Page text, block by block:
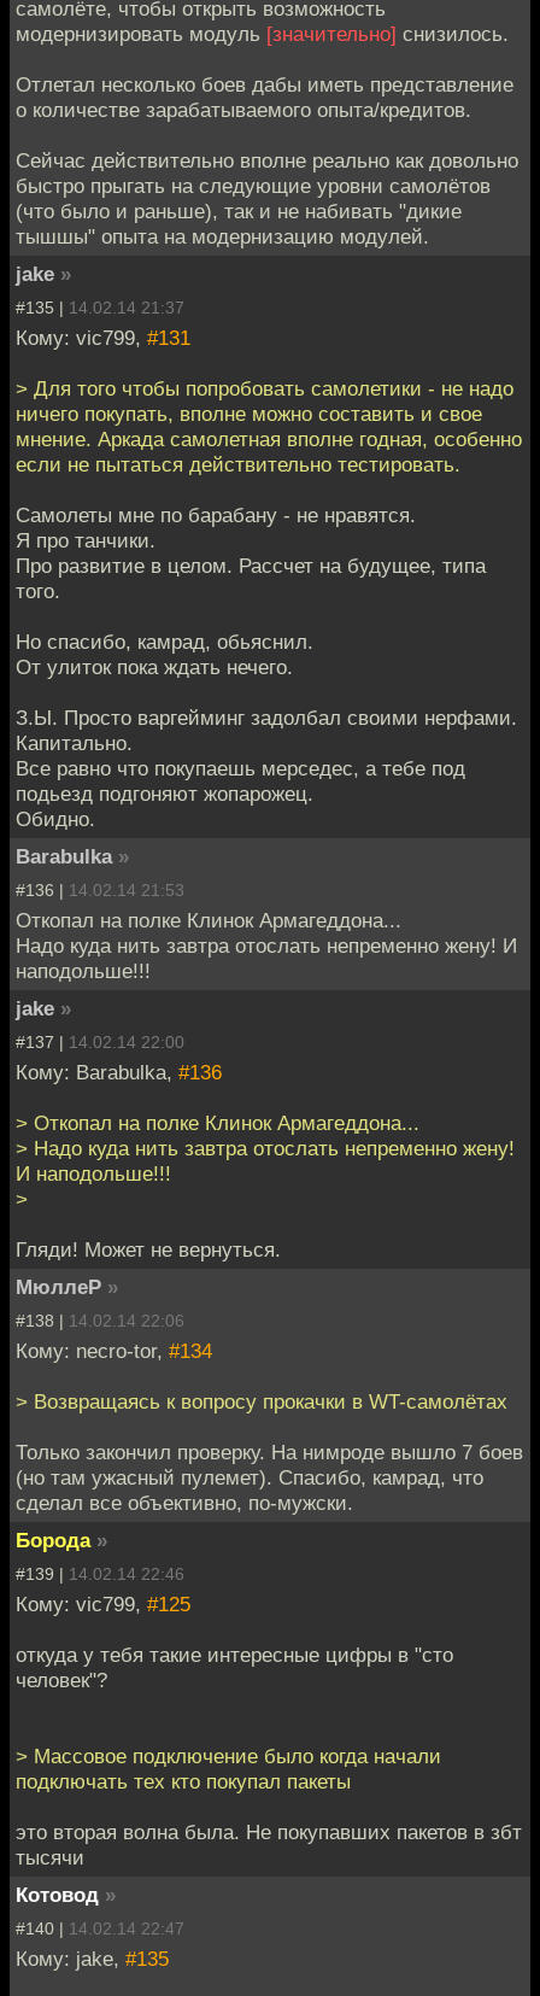
самолёте, чтобы открыть возможность
модернизировать модуль [значительно] снизилось.
Отлетал несколько боев дабы иметь представление
о количестве зарабатываемого опыта/кредитов.
Сейчас действительно вполне реально как довольно
быстро прыгать на следующие уровни самолётов
(что было и раньше), так и не набивать "дикие
тышшы" опыта на модернизацию модулей.
jake »
#135 | 14.02.14 21:37
Кому: vic799, #131
> Для того чтобы попробовать самолетики - не надо
ничего покупать, вполне можно составить и свое
мнение. Аркада самолетная вполне годная, особенно
если не пытаться действительно тестировать.
Самолеты мне по барабану - не нравятся.
Я про танчики.
Про развитие в целом. Рассчет на будущее, типа
того.
Но спасибо, камрад, обьяснил.
От улиток пока ждать нечего.
З.Ы. Просто варгейминг задолбал своими нерфами.
Капитально.
Все равно что покупаешь мерседес, а тебе под
подьезд подгоняют жопарожец.
Обидно.
Barabulka »
#136 | 14.02.14 21:53
Откопал на полке Клинок Армагеддона...
Надо куда нить завтра отослать непременно жену! И
наподольше!!!
jake »
#137 | 14.02.14 22:00
Кому: Barabulka, #136
> Откопал на полке Клинок Армагеддона...
> Надо куда нить завтра отослать непременно жену!
И наподольше!!!
>
Гляди! Может не вернуться.
МюллеР »
#138 | 14.02.14 22:06
Кому: necro-tor, #134
> Возвращаясь к вопросу прокачки в WT-самолётах
Только закончил проверку. На нимроде вышло 7 боев
(но там ужасный пулемет). Спасибо, камрад, что
сделал все объективно, по-мужски.
Борода »
#139 | 14.02.14 22:46
Кому: vic799, #125
откуда у тебя такие интересные цифры в "сто
человек"?
> Массовое подключение было когда начали
подключать тех кто покупал пакеты
это вторая волна была. Не покупавших пакетов в збт
тысячи
Котовод »
#140 | 14.02.14 22:47
Кому: jake, #135